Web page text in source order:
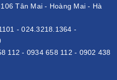
Tân Mai - Hoàng Mai - Hà
-024.3218.1364 -
112 - 0934 658 112 - 0902 438